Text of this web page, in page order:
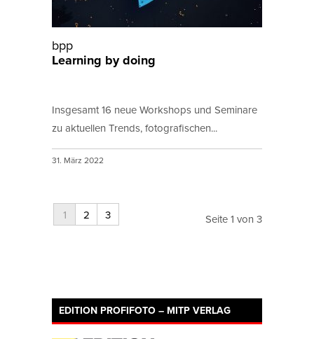
bpp
Learning by doing
Insgesamt 16 neue Workshops und Seminare
zu aktuellen Trends, fotografischen...
31. März 2022
1 2 3 Seite 1 von 3
EDITION PROFIFOTO – MITP VERLAG